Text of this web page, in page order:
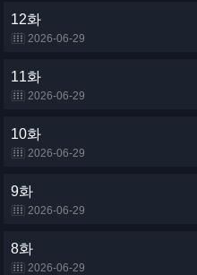
12화
2026-06-29
11화
2026-06-29
10화
2026-06-29
9화
2026-06-29
8화
2026-06-29